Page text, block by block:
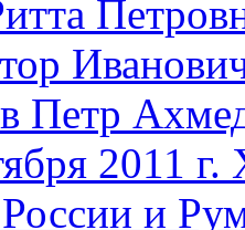
Петр
2011
России и